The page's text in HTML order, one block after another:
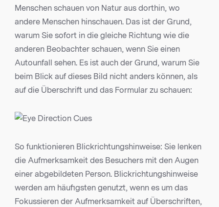
Menschen schauen von Natur aus dorthin, wo
andere Menschen hinschauen. Das ist der Grund,
warum Sie sofort in die gleiche Richtung wie die
anderen Beobachter schauen, wenn Sie einen
Autounfall sehen. Es ist auch der Grund, warum Sie
beim Blick auf dieses Bild nicht anders können, als
auf die Überschrift und das Formular zu schauen:
So funktionieren Blickrichtungshinweise: Sie lenken
die Aufmerksamkeit des Besuchers mit den Augen
einer abgebildeten Person. Blickrichtungshinweise
werden am häufigsten genutzt, wenn es um das
Fokussieren der Aufmerksamkeit auf Überschriften,